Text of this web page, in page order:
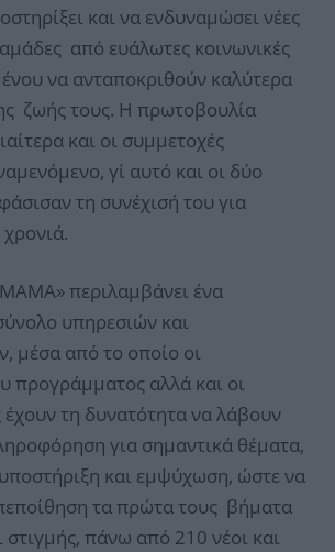
και να ενδυναμώσει νέες
από ευάλωτες κοινωνικές
να ανταποκριθούν καλύτερα
ζωής τους. Η πρωτοβουλία
και οι συμμετοχές
γι΄ αυτό και οι δύο
τη συνέχισή του για
περιλαμβάνει ένα
υπηρεσιών και
μέσα από το οποίο οι
προγράμματος αλλά και οι
τη δυνατότητα να λάβουν
για σημαντικά θέματα,
και εμψύχωση, ώστε να
τα πρώτα τους βήματα
στιγμής, πάνω από 210 νέοι και